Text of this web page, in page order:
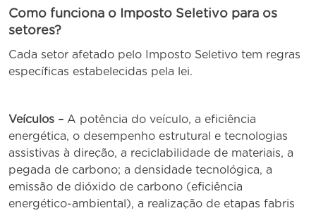
Como funciona o Imposto Seletivo para os
setores?
Cada setor afetado pelo Imposto Seletivo tem regras
específicas estabelecidas pela lei.
Veículos – A potência do veículo, a eficiência
energética, o desempenho estrutural e tecnologias
assistivas à direção, a reciclabilidade de materiais, a
pegada de carbono; a densidade tecnológica, a
emissão de dióxido de carbono (eficiência
energético-ambiental), a realização de etapas fabris